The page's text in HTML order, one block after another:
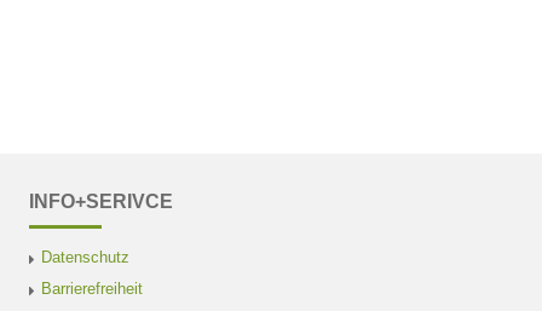
INFO+SERIVCE
Datenschutz
Barrierefreiheit